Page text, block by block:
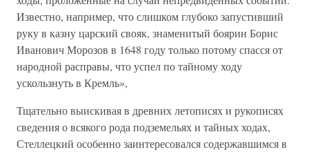
Известно, например, что слишком глубоко запустивший
руку в казну царский свояк, знаменитый боярин Борис
Иванович Морозов в 1648 году только потому спасся от
народной расправы, что успел по тайному ходу
ускользнуть в Кремль»,
Тщательно выискивая в древних летописях и рукописях
сведения о всякого рода подземельях и тайных ходах,
Стеллецкий особенно заинтересовался содержавшимся в